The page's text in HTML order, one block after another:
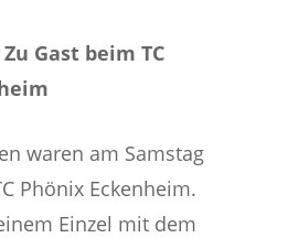
Gast beim TC
waren am Samstag
Phönix Eckenheim.
Einzel mit dem